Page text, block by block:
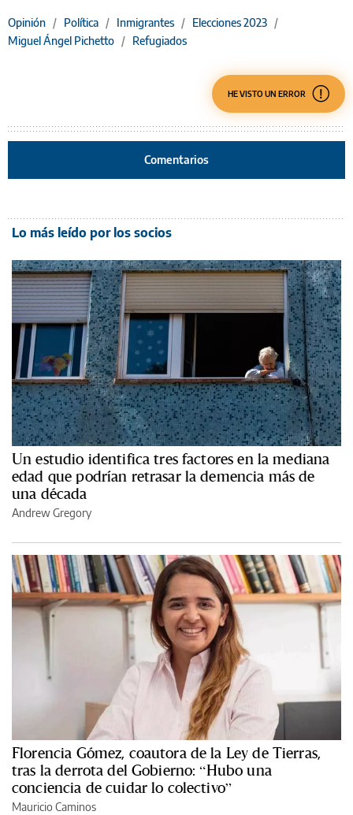
Opinión / Política / Inmigrantes / Elecciones 2023 /
Miguel Ángel Pichetto / Refugiados
HE VISTO UN ERROR
Comentarios
Lo más leído por los socios
Un estudio identifica tres factores en la mediana
edad que podrían retrasar la demencia más de
una década
Andrew Gregory
Florencia Gómez, coautora de la Ley de Tierras,
tras la derrota del Gobierno: “Hubo una
conciencia de cuidar lo colectivo”
Mauricio Caminos